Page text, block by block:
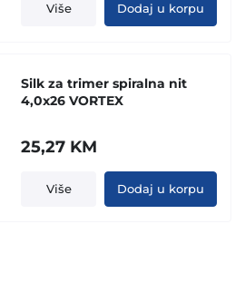
Više Dodaj u korpu
Silk za trimer spiralna nit
4,0x26 VORTEX
25,27 KM
Više Dodaj u korpu